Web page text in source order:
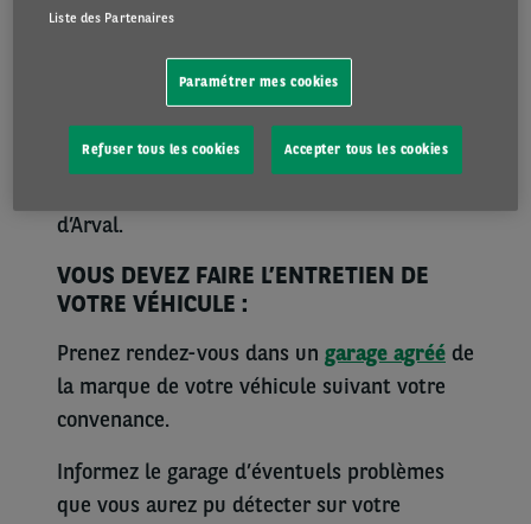
disposition pendant la durée des travaux.
Si le véhicule est immobilisé :
Appelez notre assistance au no +352
27.44.94.94 qui fera le nécessaire pour
d’Arval.
VOUS DEVEZ FAIRE L’ENTRETIEN DE
VOTRE VÉHICULE :
Prenez rendez-vous dans un garage agréé de
la marque de votre véhicule suivant votre
convenance.
Informez le garage d’éventuels problèmes
que vous aurez pu détecter sur votre
Liste des Partenaires
Paramétrer mes cookies
Refuser tous les cookies Accepter tous les cookies